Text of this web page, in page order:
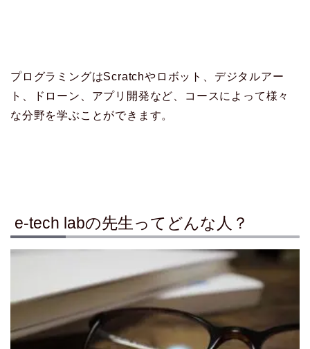
プログラミングはScratchやロボット、デジタルアー
ト、ドローン、アプリ開発など、コースによって様々
な分野を学ぶことができます。
e-tech labの先生ってどんな人？